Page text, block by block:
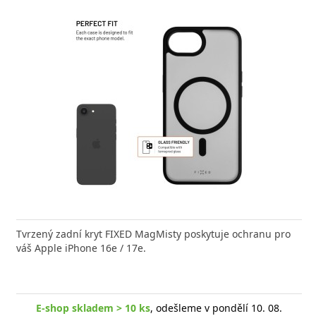
Tvrzený zadní kryt FIXED MagMisty poskytuje ochranu pro
váš Apple iPhone 16e / 17e.
E-shop skladem > 10 ks, odešleme v pondělí 10. 08.
FIXED zajistí rychlé a bezpečné nabíjení
moderního smartphonu,
skladem > 10 ks, odešleme v pondělí 10. 08.